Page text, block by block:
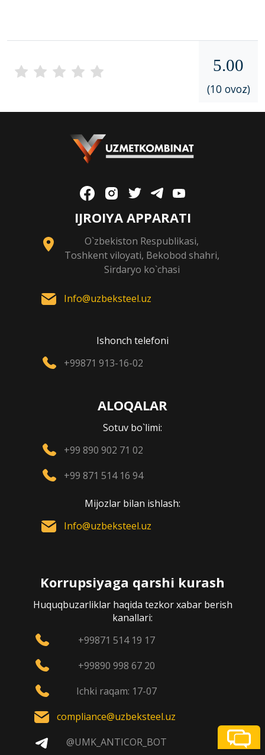
5.00
(10 ovoz)
IJROIYA APPARATI
O`zbekiston Respublikasi,
Toshkent viloyati, Bekobod shahri,
Sirdaryo ko`chasi
Info@uzbeksteel.uz
Ishonch telefoni
+99871 913-16-02
ALOQALAR
Sotuv bo`limi:
+99 890 902 71 02
+99 871 514 16 94
Mijozlar bilan ishlash:
Info@uzbeksteel.uz
Korrupsiyaga qarshi kurash
Huquqbuzarliklar haqida tezkor xabar berish
kanallari:
+99871 514 19 17
+99890 998 67 20
Ichki raqam: 17-07
compliance@uzbeksteel.uz
@UMK_ANTICOR_BOT